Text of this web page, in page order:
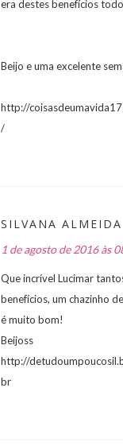
era destes benefícios
Beijo e uma excelente
http://
/
SILVANA ALMEIDA
1 de agosto de 2016 às
Que incrível Lucimar
benefícios, um chazinho
é muito bom!
Beijoss
http://
br